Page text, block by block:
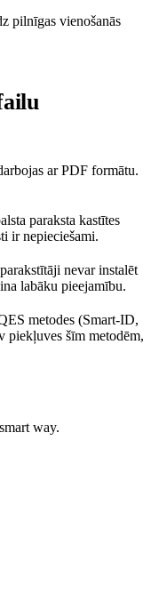
pilnīgas vienošanās
ar PDF formātu.
paraksta kastītes
ir nepieciešami.
nevar instalēt
labāku pieejamību.
metodes (Smart-ID,
piekļuves šīm metodēm,
way.